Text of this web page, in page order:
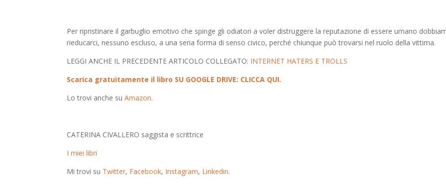
Per ripristinare il garbuglio emotivo che spinge gli odiatori a voler distruggere la reputazione di essere umano
rieducarci, nessuno escluso, a una seria forma di senso civico, perché chiunque può trovarsi nel ruolo della vittima.
LEGGI ANCHE IL PRECEDENTE ARTICOLO COLLEGATO: INTERNET HATERS E TROLLS
Scarica gratuitamente il libro SU GOOGLE DRIVE: CLICCA QUI.
Lo trovi anche suAmazon.
CATERINA CIVALLERO saggista e scrittrice
I miei libri
Mi trovi su Twitter, Facebook, Instagram, Linkedin.